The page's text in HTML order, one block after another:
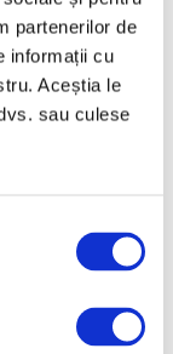
partenerilor de
informații cu
Aceștia le
sau culese